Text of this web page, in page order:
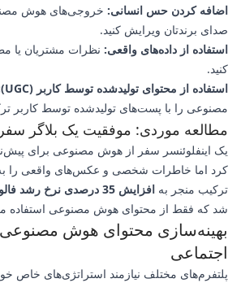
اضافه کردن حس انسانی: خروجی‌های هوش
صدای برندتان ویرایش کنید.
استفاده از داده‌های واقعی: نظرات مشتریان یا
کنید.
استفاده از محتوای تولیدشده توسط کاربر (UGC):
مصنوعی را با پست‌های تولیدشده توسط کاربر
مطالعه موردی: موفقیت یک بلاگر سفر
یک اینفلوئنسر سفر از هوش مصنوعی برای
کرد اما خاطرات شخصی و عکس‌های واقعی را
ترکیب منجر به افزایش 35 درصدی نرخ رشد فالوور
شد که فقط از محتوای هوش مصنوعی استفاده
بهینه‌سازی محتوای هوش مصنوعی
اجتماعی
پلتفرم‌های مختلف نیازمند استراتژی‌های خاص